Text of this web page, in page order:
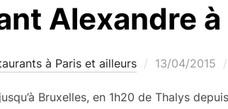
Alexandre
à Paris et ailleurs
Publié
13/04/2015
Bruxelles, en 1h20 de Thalys